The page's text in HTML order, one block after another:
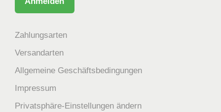
Zahlungsarten
Versandarten
Allgemeine Geschäftsbedingungen
Impressum
Privatsphäre-Einstellungen ändern